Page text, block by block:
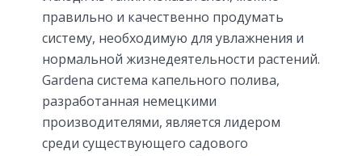
правильно и качественно продумать
систему, необходимую для увлажнения и
нормальной жизнедеятельности растений.
Gardena система капельного полива,
разработанная немецкими
производителями, является лидером
среди существующего садового